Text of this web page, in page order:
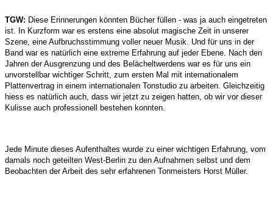
TGW: Diese Erinnerungen könnten Bücher füllen - was ja auch eingetreten
ist. In Kurzform war es erstens eine absolut magische Zeit in unserer
Szene, eine Aufbruchsstimmung voller neuer Musik. Und für uns in der
Band war es natürlich eine extreme Erfahrung auf jeder Ebene. Nach den
Jahren der Ausgrenzung und des Belächeltwerdens war es für uns ein
unvorstellbar wichtiger Schritt, zum ersten Mal mit internationalem
Plattenvertrag in einem internationalen Tonstudio zu arbeiten. Gleichzeitig
hiess es natürlich auch, dass wir jetzt zu zeigen hatten, ob wir vor dieser
Kulisse auch professionell bestehen konnten.
Jede Minute dieses Aufenthaltes wurde zu einer wichtigen Erfahrung, vom
damals noch geteilten West-Berlin zu den Aufnahmen selbst und dem
Beobachten der Arbeit des sehr erfahrenen Tonmeisters Horst Müller.